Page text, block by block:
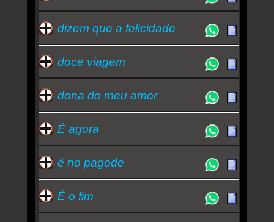
dizem que a felicidade
doce viagem
dona do meu amor
É agora
é no pagode
É o fim